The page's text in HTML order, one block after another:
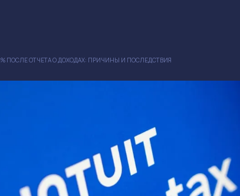
ПОСЛЕ ОТЧЕТА О ДОХОДАХ: ПРИЧИНЫ И ПОСЛЕДСТВИЯ